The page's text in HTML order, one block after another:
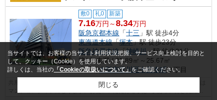
敷0 礼0 新築
7.16万円～8.34万円
阪急京都本線 「十三 」駅 徒歩4分
東海道本線「塚本」駅 徒歩23分
阪急神戸本線「神崎川」駅 徒歩21分
築1年未満 / 21.89㎡～25.67㎡
大阪府大阪市淀川区十三本町２丁目
共用部にはエレベータ・敷地内ごみ置き場などが揃っております。こちらは
当サイトでは、お客様の当サイト利用状況把握、サービス向上検討を目的と
して、クッキー（Cookie）を使用しています。
詳しくは、当社の 「Cookieの取扱いについて」 をご確認ください。
閉じる